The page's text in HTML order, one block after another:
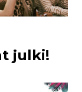
julki!